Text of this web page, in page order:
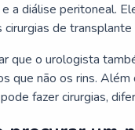
a diálise peritoneal.
cirurgias de transplante
que o urologista
que não os rins.
fazer cirurgias,